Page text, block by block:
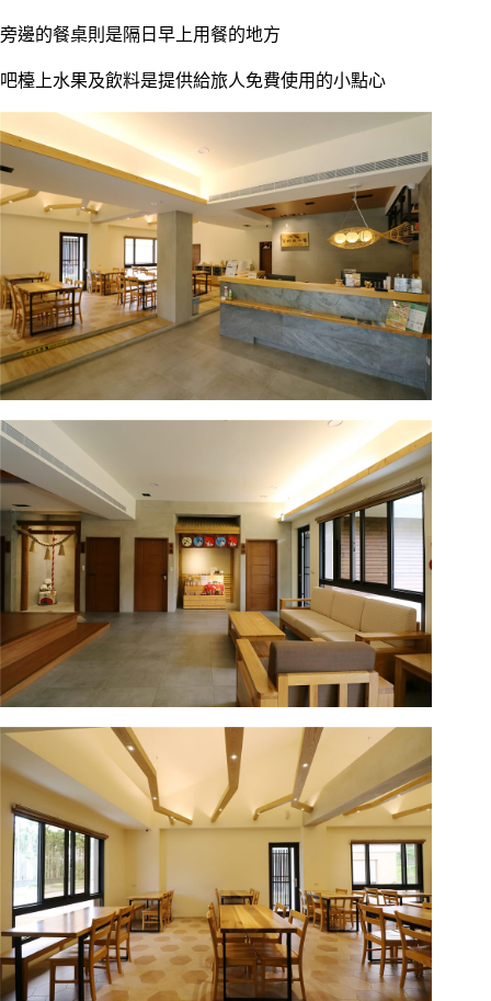
旁邊的餐桌則是隔日早上用餐的地方
吧檯上水果及飲料是提供給旅人免費使用的小點心